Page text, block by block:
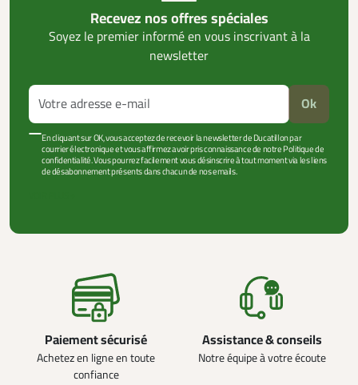
Recevez nos offres spéciales
Soyez le premier informé en vous inscrivant à la
newsletter
Ok
En cliquant sur OK, vous acceptez de recevoir la newsletter de Ducatillon par
courrier électronique et vous affirmez avoir pris connaissance de notre Politique de
confidentialité. Vous pourrez facilement vous désinscrire à tout moment via les liens
de désabonnement présents dans chacun de nos emails.
Paiement sécurisé
Achetez en ligne en toute
confiance
Assistance & conseils
Notre équipe à votre écoute